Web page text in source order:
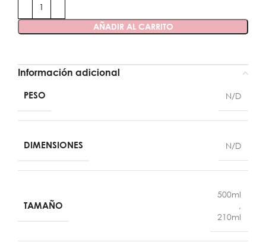
AÑADIR AL CARRITO
Información adicional
PESO N/D
DIMENSIONES N/D
TAMAÑO
500ml
,
210ml